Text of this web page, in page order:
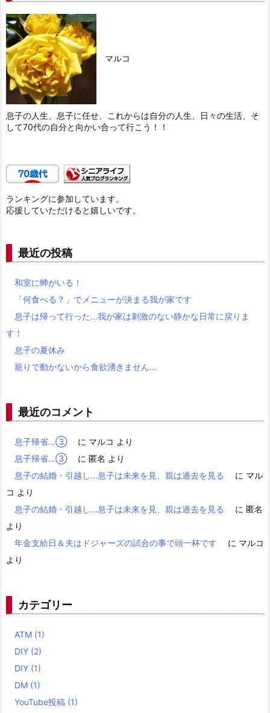
マルコ
息子の人生、息子に任せ、これからは自分の人生、日々の生活、そ
して70代の自分と向かい合って行こう！！
ランキングに参加しています。
応援していただけると嬉しいです。
最近の投稿
和室に蝉がいる！
「何食べる？」でメニューが決まる我が家です
息子は帰って行った…我が家は刺激のない静かな日常に戻りま
す！
息子の夏休み
籠りで動かないから食欲湧きません…
最近のコメント
息子帰省…③ に マルコ より
息子帰省…③
に 匿名 より
息子の結婚・引越し…息子は未来を見、親は過去を見る
に マル
コ より
息子の結婚・引越し…息子は未来を見、親は過去を見る
に 匿名
より
年金支給日＆夫はドジャーズの試合の事で頭一杯です
に マルコ
より
カテゴリー
ATM (1)
DIY (2)
DIY (1)
DM (1)
YouTube投稿 (1)